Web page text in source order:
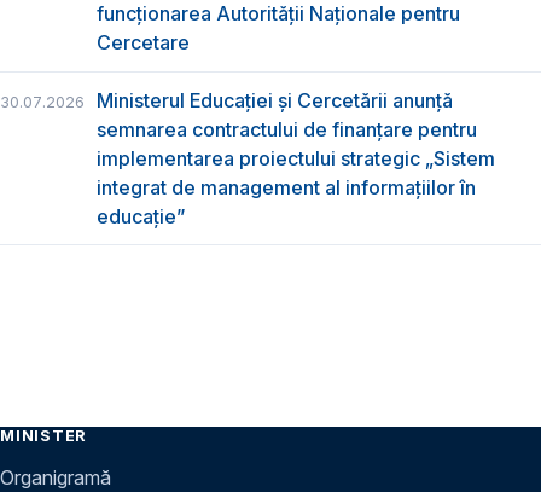
funcţionarea Autorităţii Naţionale pentru
Cercetare
30.07.2026
Ministerul Educației și Cercetării anunță
semnarea contractului de finanțare pentru
implementarea proiectului strategic „Sistem
integrat de management al informațiilor în
educație”
MINISTER
Organigramă